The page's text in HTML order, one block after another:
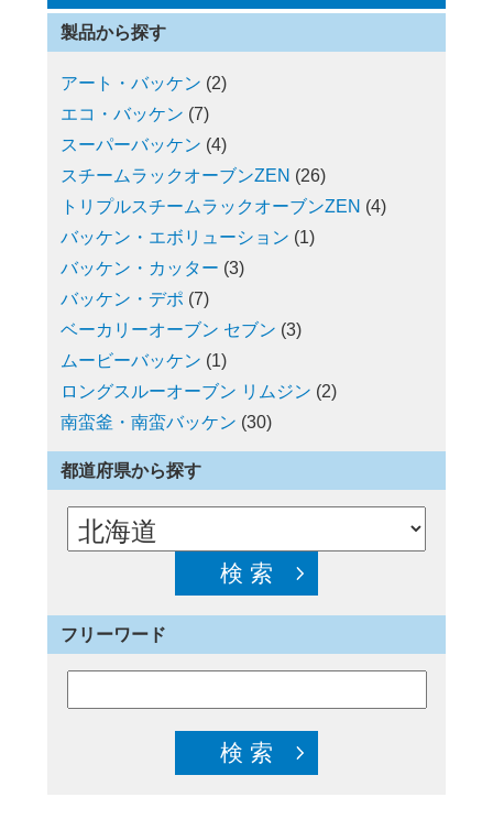
製品から探す
アート・バッケン (2)
エコ・バッケン (7)
スーパーバッケン (4)
スチームラックオーブンZEN (26)
トリプルスチームラックオーブンZEN (4)
バッケン・エボリューション (1)
バッケン・カッター (3)
バッケン・デポ (7)
ベーカリーオーブン セブン (3)
ムービーバッケン (1)
ロングスルーオーブン リムジン (2)
南蛮釜・南蛮バッケン (30)
都道府県から探す
フリーワード